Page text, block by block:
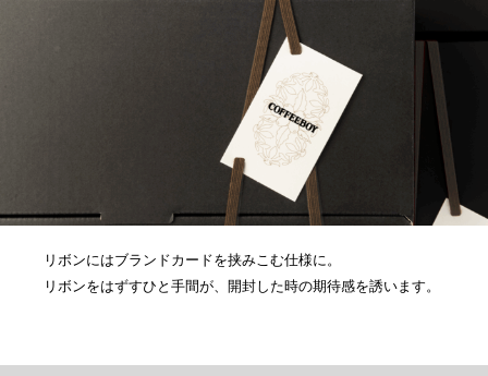
リボンにはブランドカードを挟みこむ仕様に。
リボンをはずすひと手間が、開封した時の期待感を誘います。